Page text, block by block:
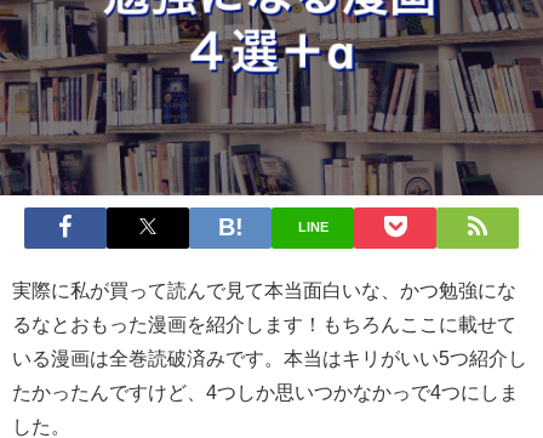
LINE
実際に私が買って読んで見て本当面白いな、かつ勉強にな
るなとおもった漫画を紹介します！もちろんここに載せて
いる漫画は全巻読破済みです。本当はキリがいい5つ紹介し
たかったんですけど、4つしか思いつかなかっで4つにしま
した。